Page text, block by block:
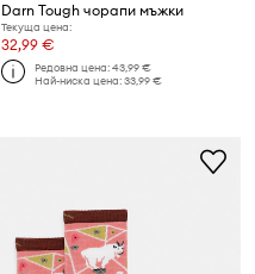
Darn Tough чорапи мъжки
Текуща цена:
32,99 €
Редовна цена:43,99 €
Най-ниска цена:33,99 €